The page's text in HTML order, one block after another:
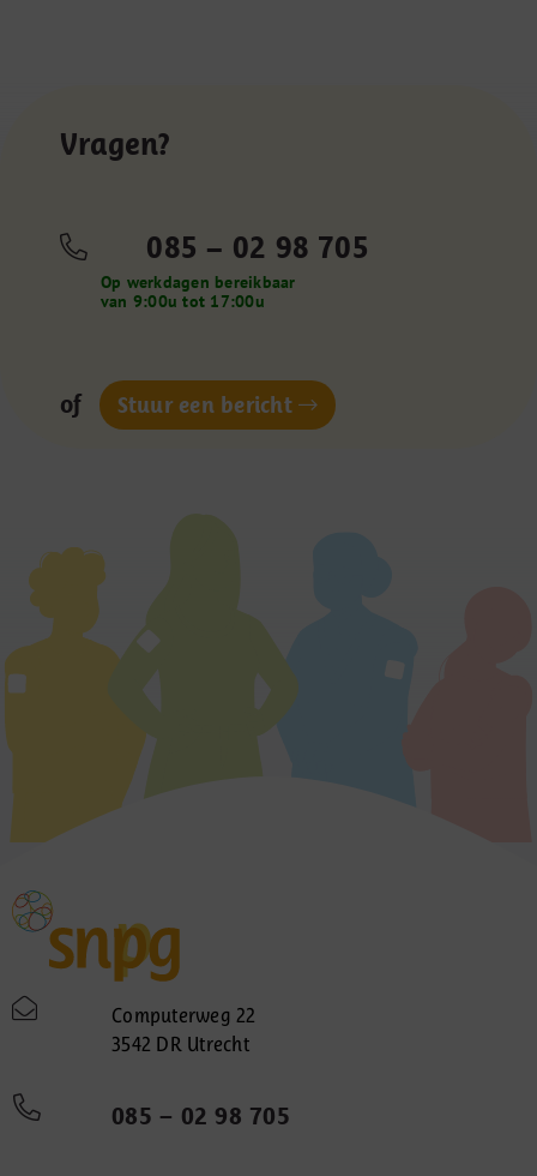
Vragen?
085 – 02 98 705
Op werkdagen bereikbaar
van 9:00u tot 17:00u
of Stuur een bericht
Computerweg 22
3542 DR Utrecht
085 – 02 98 705